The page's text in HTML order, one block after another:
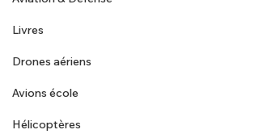
Livres
Drones aériens
Avions école
Hélicoptères